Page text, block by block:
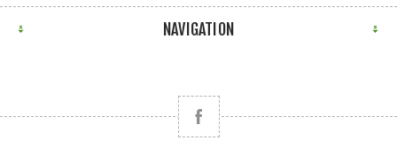
NAVIGATION